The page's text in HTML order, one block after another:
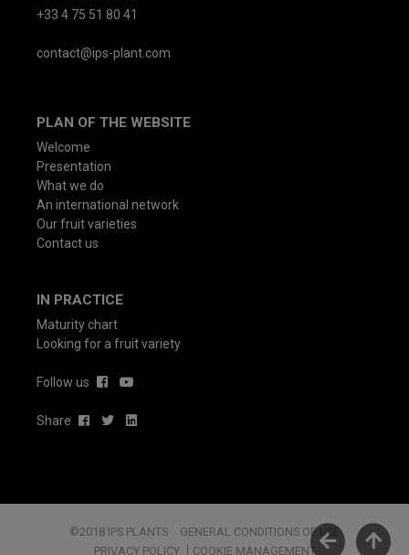
+33 4 75 51 80 41
contact@ips-plant.com
PLAN OF THE WEBSITE
Welcome
Presentation
What we do
An international network
Our fruit varieties
Contact us
IN PRACTICE
Maturity chart
Looking for a fruit variety
Follow us
Share
©2018 IPS PLANTS
GENERAL CONDITIONS OF USE
PRIVACY POLICY
COOKIE MANAGEMENT